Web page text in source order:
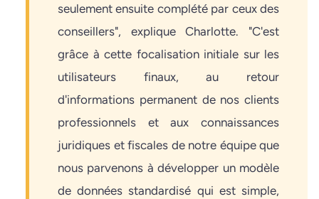
seulement ensuite complété par ceux des
conseillers", explique Charlotte. "C'est
grâce à cette focalisation initiale sur les
utilisateurs finaux, au retour
d'informations permanent de nos clients
professionnels et aux connaissances
juridiques et fiscales de notre équipe que
nous parvenons à développer un modèle
de données standardisé qui est simple,